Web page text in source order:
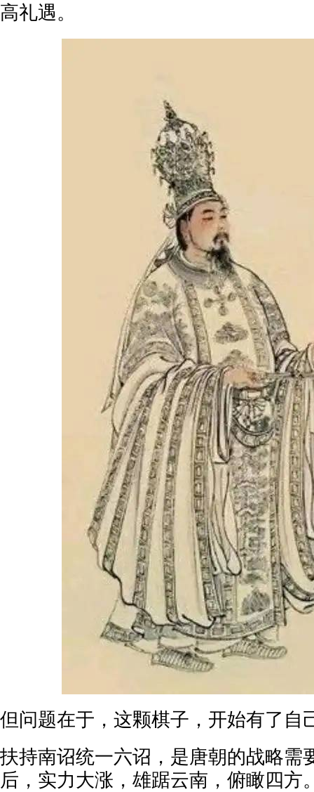
高礼遇。
但问题在于，这颗棋子，开始有了自
扶持南诏统一六诏，是唐朝的战略需
后，实力大涨，雄踞云南，俯瞰四方